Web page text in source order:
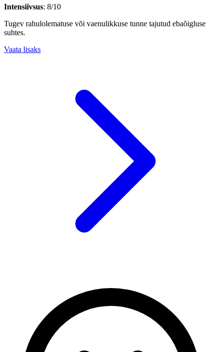
Intensiivsus: 8/10
Tugev rahulolematuse või vaenulikkuse tunne tajutud ebaõigluse
suhtes.
Vaata lisaks